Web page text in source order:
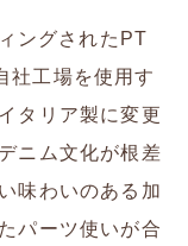
ングされたPT
社工場を使用す
タリア製に変更
ニム文化が根差
味わいのある加
パーツ使いが合